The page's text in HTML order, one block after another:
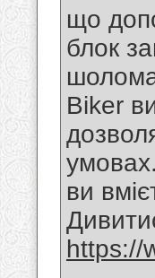
що
блок
Biker
ви
https://